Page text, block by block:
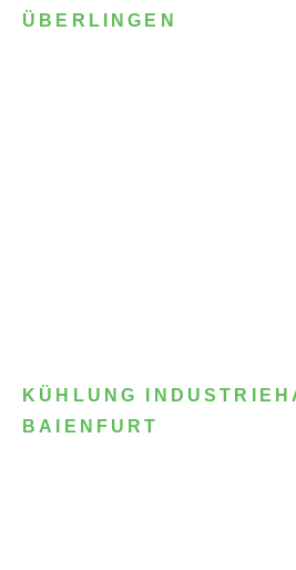
ÜBERLINGEN
KÜHLUNG
BAIENFURT